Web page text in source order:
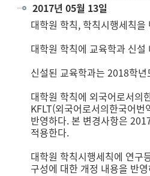
2017년 05월 13일
대학원 학칙, 학칙시행세칙을
대학원 학칙에 교육학과 신설
신설된 교육학과는 2018학
대학원 학칙에 외국어로서의
KFLT(외국어로서의한국어
반영하다. 본 변경사항은
적용한다.
대학원 학칙시행세칙에 연구
구성에 대한 개정 내용을 반